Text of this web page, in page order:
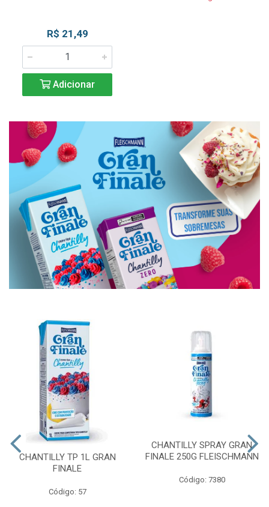
R$ 21,49
Adicionar
CHANTILLY TP 1L GRAN
FINALE
Código: 57
CHANTILLY SPRAY GRAN
FINALE 250G FLEISCHMANN
Código: 7380